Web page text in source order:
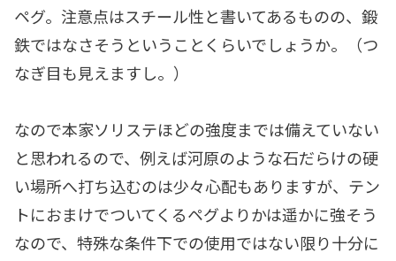
ペグ。注意点はスチール性と書いてあるものの、鍛
鉄ではなさそうということくらいでしょうか。（つ
なぎ目も見えますし。）
なので本家ソリステほどの強度までは備えていない
と思われるので、例えば河原のような石だらけの硬
い場所へ打ち込むのは少々心配もありますが、テン
トにおまけでついてくるペグよりかは遥かに強そう
なので、特殊な条件下での使用ではない限り十分に